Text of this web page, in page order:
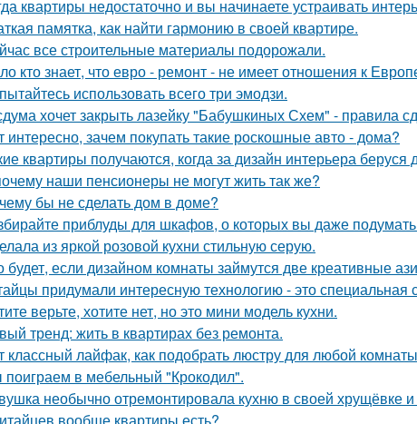
квартиры недостаточно и вы начинаете устраивать
памятка, как найти гармонию в своей квартире.
все строительные материалы подорожали.
кто знает, что евро - ремонт - не имеет отношения к
использовать всего три эмодзи.
хочет закрыть лазейку "Бабушкиных Схем" - правила
интересно, зачем покупать такие роскошные авто - дома?
квартиры получаются, когда за дизайн интерьера беруся
наши пенсионеры не могут жить так же?
бы не сделать дом в доме?
приблуды для шкафов, о которых вы даже
из яркой розовой кухни стильную серую.
будет, если дизайном комнаты займутся две креативные
придумали интересную технологию - это специальная
верьте, хотите нет, но это мини модель кухни.
тренд: жить в квартирах без ремонта.
классный лайфак, как подобрать люстру для любой
в мебельный "Крокодил".
необычно отремонтировала кухню в своей хрущёвке и